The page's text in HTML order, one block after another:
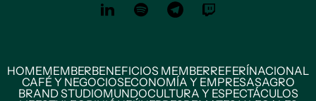
HOMEMEMBERBENEFICIOS MEMBERREFERÍNACIONAL
CAFÉ Y NEGOCIOSECONOMÍA Y EMPRESASAGRO
BRAND STUDIOMUNDOCULTURA Y ESPECTÁCULOS